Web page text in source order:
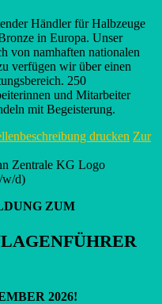
Händler für Halbzeuge
in Europa. Unser
von namhaften nationalen
verfügen wir über einen
250
und Mitarbeiter
mit Begeisterung.
drucken Zur
ZUM
2026!